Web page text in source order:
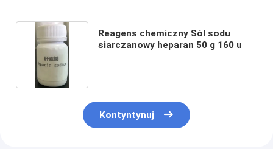
Reagens chemiczny Sól sodu
siarczanowy heparan 50 g 160 u
Kontyntynuj